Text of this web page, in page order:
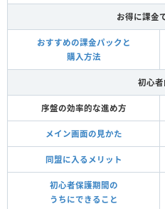
お得に課金
おすすめの課金パックと
購入方法
初心者
序盤の効率的な進め方
メイン画面の見かた
同盟に入るメリット
初心者保護期間の
うちにできること